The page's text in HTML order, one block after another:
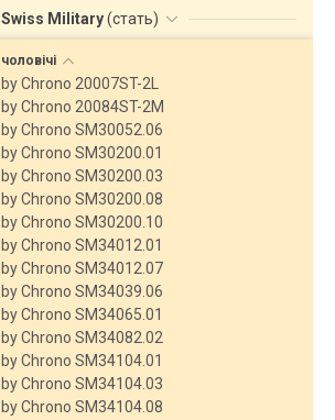
Swiss Military(стать)
чоловічі
by Chrono 20007ST-2L
by Chrono 20084ST-2M
by Chrono SM30052.06
by Chrono SM30200.01
by Chrono SM30200.03
by Chrono SM30200.08
by Chrono SM30200.10
by Chrono SM34012.01
by Chrono SM34012.07
by Chrono SM34039.06
by Chrono SM34065.01
by Chrono SM34082.02
by Chrono SM34104.01
by Chrono SM34104.03
by Chrono SM34104.08